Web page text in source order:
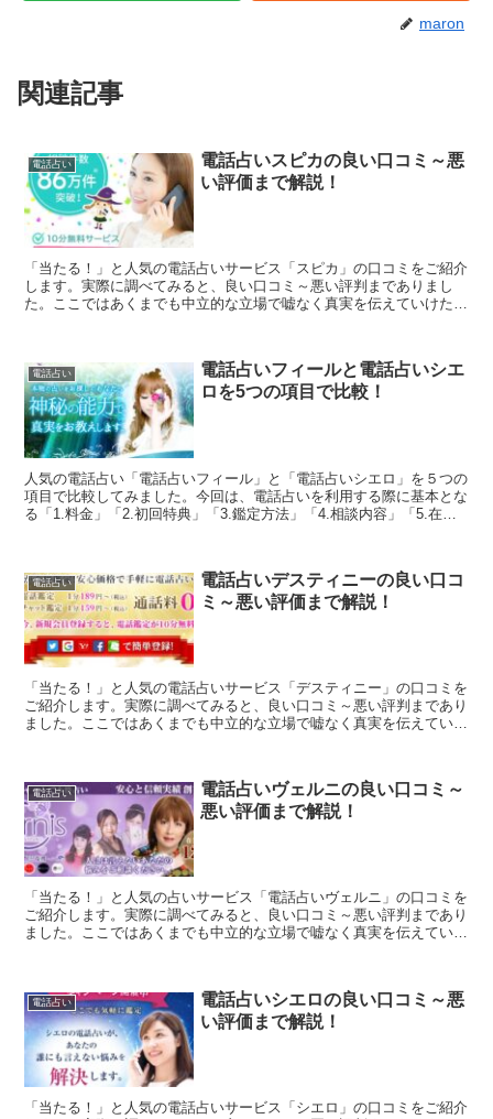
maron
関連記事
電話占い
電話占いスピカの良い口コミ～悪
い評価まで解説！
「当たる！」と人気の電話占いサービス「スピカ」の口コミをご紹介
します。実際に調べてみると、良い口コミ～悪い評判までありまし
た。ここではあくまでも中立的な立場で嘘なく真実を伝えていけたら
電話占い
電話占いフィールと電話占いシエ
ロを5つの項目で比較！
人気の電話占い「電話占いフィール」と「電話占いシエロ」を５つの
項目で比較してみました。今回は、電話占いを利用する際に基本とな
る「1.料金」「2.初回特典」「3.鑑定方法」「4.相談内容」「5.在籍
電話占い
電話占いデスティニーの良い口コ
ミ～悪い評価まで解説！
「当たる！」と人気の電話占いサービス「デスティニー」の口コミを
ご紹介します。実際に調べてみると、良い口コミ～悪い評判まであり
ました。ここではあくまでも中立的な立場で嘘なく真実を伝えていけ
電話占い
電話占いヴェルニの良い口コミ～
悪い評価まで解説！
「当たる！」と人気の占いサービス「電話占いヴェルニ」の口コミを
ご紹介します。実際に調べてみると、良い口コミ～悪い評判まであり
ました。ここではあくまでも中立的な立場で嘘なく真実を伝えていけ
電話占い
電話占いシエロの良い口コミ～悪
い評価まで解説！
「当たる！」と人気の電話占いサービス「シエロ」の口コミをご紹介